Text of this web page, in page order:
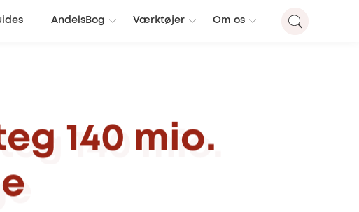
AndelsBog Værktøjer Om os
140 mio.